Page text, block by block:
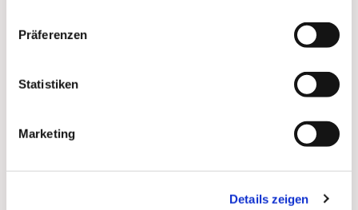
Präferenzen
Statistiken
Marketing
Details zeigen